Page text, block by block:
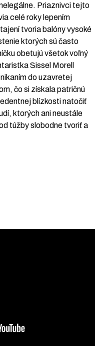
Priaznivci tejto
celé roky lepením
tvoria balóny vysoké
ktorých sú často
obetujú všetok voľný
Sissel Morell
do uzavretej
čo si získala patričnú
blízkosti natočiť
ktorých ani neustále
túžby slobodne tvoriť a